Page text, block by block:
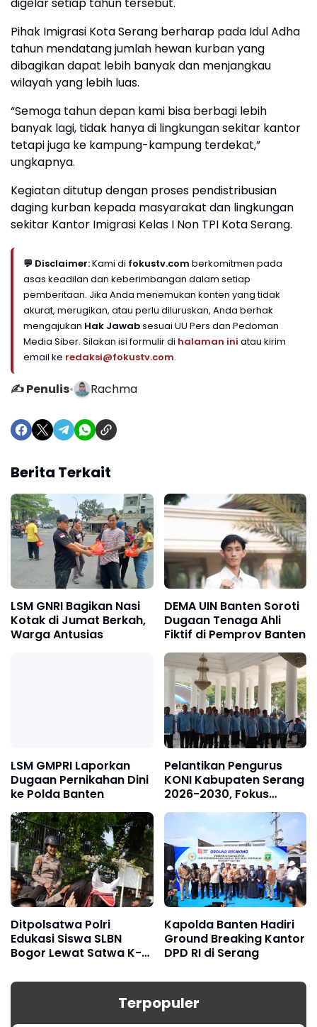
Pihak Imigrasi Kota Serang berharap pada Idul Adha
tahun mendatang jumlah hewan kurban yang
dibagikan dapat lebih banyak dan menjangkau
wilayah yang lebih luas.
“Semoga tahun depan kami bisa berbagi lebih
banyak lagi, tidak hanya di lingkungan sekitar kantor
tetapi juga ke kampung-kampung terdekat,”
ungkapnya.
Kegiatan ditutup dengan proses pendistribusian
daging kurban kepada masyarakat dan lingkungan
sekitar Kantor Imigrasi Kelas I Non TPI Kota Serang.
💬 Disclaimer:Kami di fokustv.com berkomitmen pada
asas keadilan dan keberimbangan dalam setiap
pemberitaan. Jika Anda menemukan konten yang tidak
akurat, merugikan, atau perlu diluruskan, Anda berhak
mengajukan Hak Jawabsesuai UU Pers dan Pedoman
Media Siber. Silakan isi formulir di halaman ini atau kirim
email ke redaksi@fokustv.com.
✍️ Penulis• Rachma
Berita Terkait
LSM GNRI Bagikan Nasi
Kotak di Jumat Berkah,
Warga Antusias
DEMA UIN Banten Soroti
Dugaan Tenaga Ahli
Fiktif di Pemprov Banten
LSM GMPRI Laporkan
Dugaan Pernikahan Dini
ke Polda Banten
Pelantikan Pengurus
KONI Kabupaten Serang
2026-2030, Fokus
Hadapi Porprov Banten
Ditpolsatwa Polri
Edukasi Siswa SLBN
Bogor Lewat Satwa K-9
Kapolda Banten Hadiri
Ground Breaking Kantor
DPD RI di Serang
Terpopuler